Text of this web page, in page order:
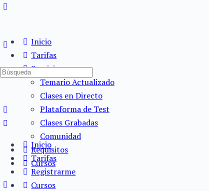
Inicio
Tarifas
Servicios
Temario Actualizado
Clases en Directo
Plataforma de Test
Clases Grabadas
Comunidad
Requisitos
Cursos
Búsqueda
Inicio
Tarifas
Registrarme
Cursos